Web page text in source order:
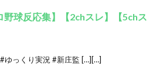
球反応集】【2chスレ】【5chス
ゆっくり実況 #新庄監 […][…]